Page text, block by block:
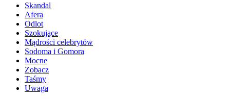
Skandal
Afera
Odlot
Szokujące
Mądrości celebrytów
Sodoma i Gomora
Mocne
Zobacz
Taśmy
Uwaga